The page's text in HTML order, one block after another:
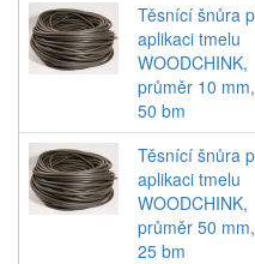
Těsnící šnůra
aplikaci tmelu
WOODCHINK,
průměr 10
50 bm
Těsnící šnůra
aplikaci tmelu
WOODCHINK,
průměr 50
25 bm